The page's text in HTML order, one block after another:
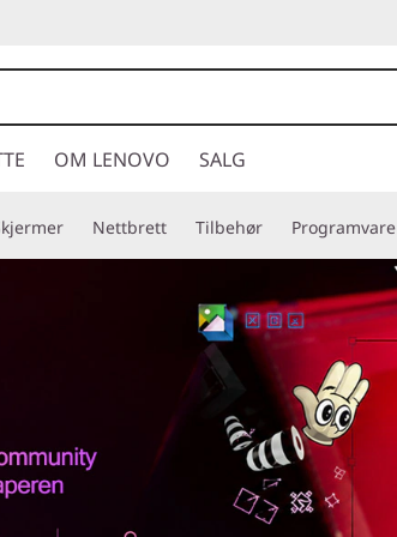
OM LENOVO SALG
Nettbrett Tilbehør Programvare